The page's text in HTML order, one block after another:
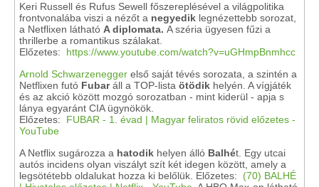
Keri Russell és Rufus Sewell főszereplésével a világpolitika
frontvonalába viszi a nézőt a negyedik legnézettebb sorozat,
a Netflixen látható A diplomata. A széria ügyesen fűzi a
thrillerbe a romantikus szálakat.
Előzetes: https://www.youtube.com/watch?v=uGHmpBnmhcc
Arnold Schwarzenegger első saját tévés sorozata, a szintén a
Netflixen futó Fubaráll a TOP-lista ötödik helyén. A vígjáték
és az akció között mozgó sorozatban - mint kiderül - apja s
lánya egyaránt CIA ügynökök.
Előzetes: FUBAR - 1. évad | Magyar feliratos rövid előzetes -
YouTube
A Netflix sugározza a hatodik helyen álló Balhét. Egy utcai
autós incidens olyan viszályt szít két idegen között, amely a
legsötétebb oldalukat hozza ki belőlük. Előzetes: (70) BALHÉ